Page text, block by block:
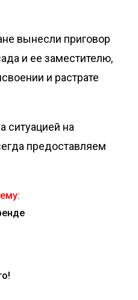
вынесли приговор
и ее заместителю,
и растрате
ситуацией на
предоставляем